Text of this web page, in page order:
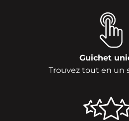
Guichet
Trouvez tout en un